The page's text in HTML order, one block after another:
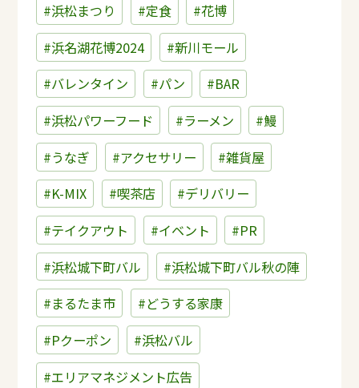
#浜松まつり
#定食
#花博
#浜名湖花博2024
#新川モール
#バレンタイン
#パン
#BAR
#浜松パワーフード
#ラーメン
#鰻
#うなぎ
#アクセサリー
#雑貨屋
#K-MIX
#喫茶店
#デリバリー
#テイクアウト
#イベント
#PR
#浜松城下町バル
#浜松城下町バル秋の陣
#まるたま市
#どうする家康
#Pクーポン
#浜松バル
#エリアマネジメント広告